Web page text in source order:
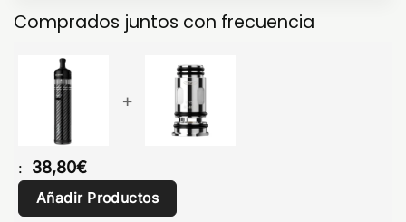
Comprados juntos con frecuencia
+
: 38,80€
Añadir Productos